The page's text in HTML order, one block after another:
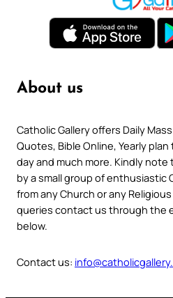
About us
Catholic Gallery offers Daily
Quotes, Bible Online, Yearly
day and much more. Kindly
by a small group of enthusiastic
from any Church or any
queries contact us through the
below.
Contact us: